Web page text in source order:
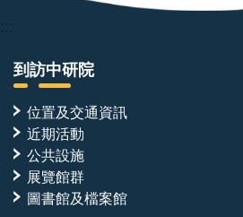
:::
到訪中研院
位置及交通資訊
近期活動
公共設施
展覽館群
圖書館及檔案館